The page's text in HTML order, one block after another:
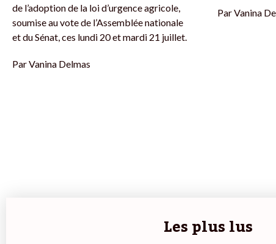
de l’adoption de la loi d’urgence agricole,
soumise au vote de l’Assemblée nationale
et du Sénat, ces lundi 20 et mardi 21 juillet.
ParVanina Delmas
ParVanina
Les plus lus